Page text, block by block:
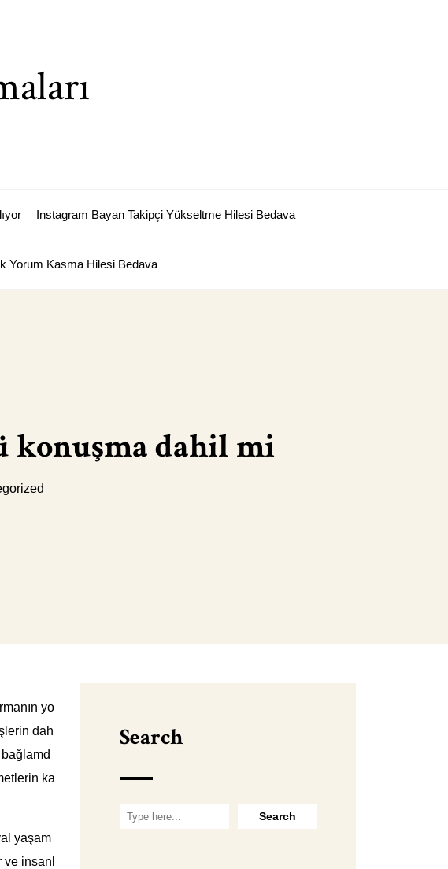
Instagram Bayan Takipçi Yükseltme Hilesi Bedava
Yorum Kasma Hilesi Bedava
konuşma dahil mi
yo
dah
ka
yaşam
ve insanl
Search